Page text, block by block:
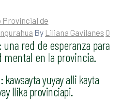
Provincial de
By Liliana Gavilanes 0
red de esperanza para
mental en la provincia.
yuyay alli kayta
llika provinciapi.